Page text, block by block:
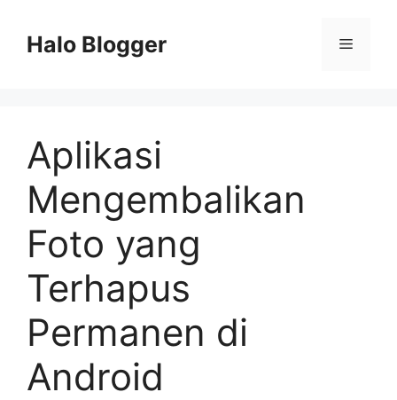
contentHalo Blogger Menu
Aplikasi
Mengembalikan
Foto yang
Terhapus
Permanen di
Android